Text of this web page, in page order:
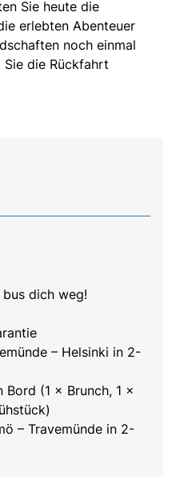
Sie heute die
erlebten Abenteuer
noch einmal
Sie die Rückfahrt
dich weg!
– Helsinki in 2-
(1 × Brunch, 1 ×
– Travemünde in 2-